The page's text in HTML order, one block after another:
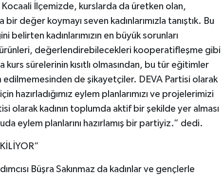
Kocaali İlçemizde, kurslarda da üretken olan,
değer koymayı seven kadınlarımızla tanıştık. Bu
belirten kadınlarımızın en büyük sorunları
değerlendirebilecekleri kooperatifleşme gibi
kurs sürelerinin kısıtlı olmasından, bu tür eğitimler
de şikayetçiler. DEVA Partisi olarak
hazırladığımız eylem planlarımızı ve projelerimizi
olarak kadının toplumda aktif bir şekilde yer alması
eylem planlarını hazırlamış bir partiyiz.” dedi.
Büşra Sakınmaz da kadınlar ve gençlerle